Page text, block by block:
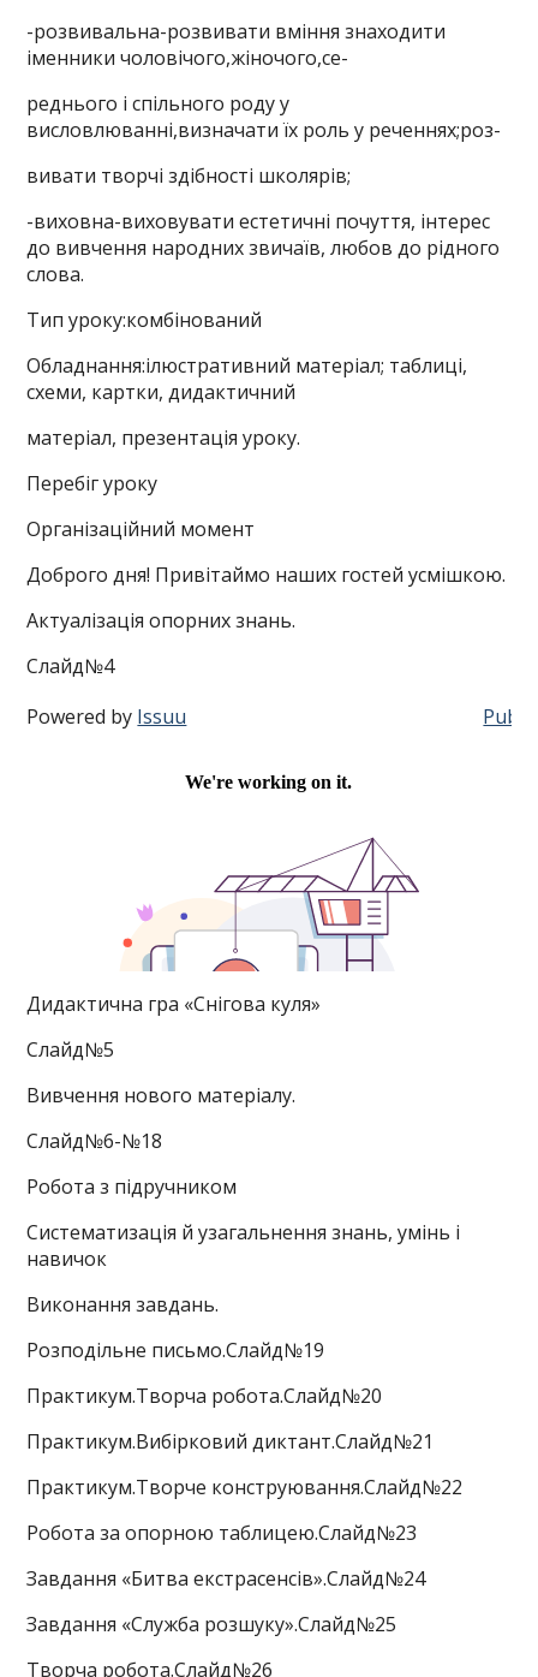
-розвивальна-розвивати вміння знаходити
іменники чоловічого,жіночого,се-
реднього і спільного роду у
висловлюванні,визначати їх роль у реченнях;роз-
вивати творчі здібності школярів;
-виховна-виховувати естетичні почуття, інтерес
до вивчення народних звичаїв, любов до рідного
слова.
Тип уроку:комбінований
Обладнання:ілюстративний матеріал; таблиці,
схеми, картки, дидактичний
матеріал, презентація уроку.
Перебіг уроку
Організаційний момент
Доброго дня! Привітаймо наших гостей усмішкою.
Актуалізація опорних знань.
Слайд№4
Powered by Issuu
Дидактична гра «Снігова куля»
Слайд№5
Вивчення нового матеріалу.
Слайд№6-№18
Робота з підручником
Систематизація й узагальнення знань, умінь і
навичок
Виконання завдань.
Розподільне письмо.Слайд№19
Практикум.Творча робота.Слайд№20
Практикум.Вибірковий диктант.Слайд№21
Практикум.Творче конструювання.Слайд№22
Робота за опорною таблицею.Слайд№23
Завдання «Битва екстрасенсів».Слайд№24
Завдання «Служба розшуку».Слайд№25
Творча робота.Слайд№26